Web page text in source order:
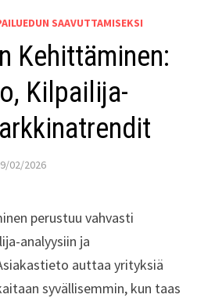
SAAVUTTAMISEKSI
Kehittäminen:
Kilpailija-
02/2026
perustuu vahvasti
analyysiin ja
auttaa yrityksiä
syvällisemmin, kun taas